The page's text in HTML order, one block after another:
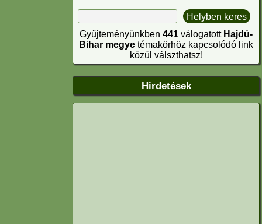
Gyűjteményünkben 441 válogatott Hajdú-
Bihar megye témakörhöz kapcsolódó link
közül válszthatsz!
Hirdetések